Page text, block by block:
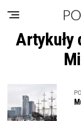
Artykuły